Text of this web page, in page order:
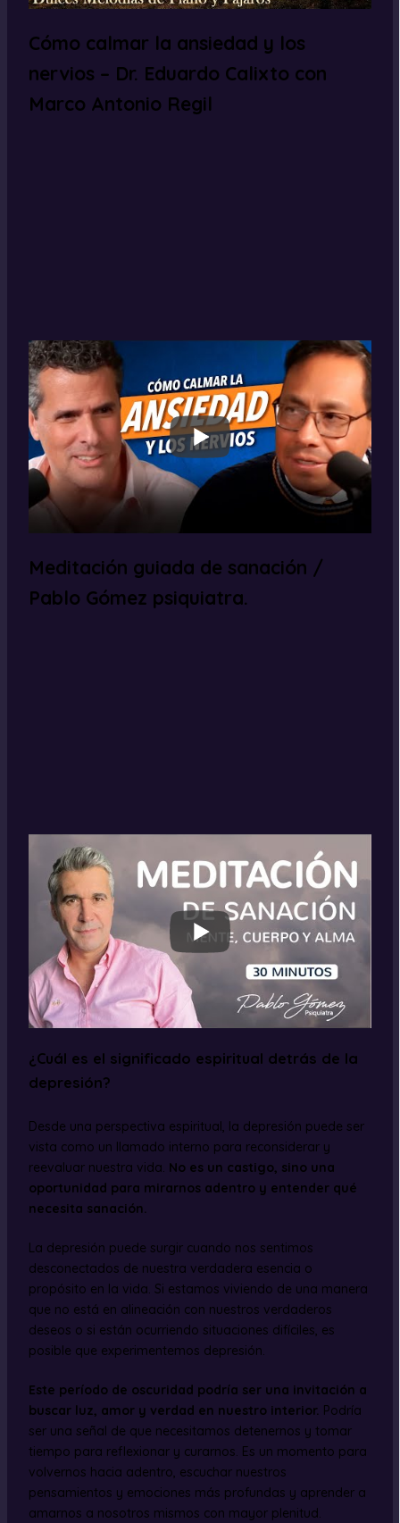
Cómo calmar la ansiedad y los
nervios – Dr. Eduardo Calixto con
Marco Antonio Regil
Meditación guiada de sanación /
Pablo Gómez psiquiatra.
¿Cuál es el significado espiritual detrás de la
depresión?
Desde una perspectiva espiritual, la depresión puede ser
vista como un llamado interno para reconsiderar y
reevaluar nuestra vida. No es un castigo, sino una
oportunidad para mirarnos adentro y entender qué
necesita sanación.
La depresión puede surgir cuando nos sentimos
desconectados de nuestra verdadera esencia o
propósito en la vida. Si estamos viviendo de una manera
que no está en alineación con nuestros verdaderos
deseos o si están ocurriendo situaciones difíciles, es
posible que experimentemos depresión.
Este período de oscuridad podría ser una invitación a
buscar luz, amor y verdad en nuestro interior. Podría
ser una señal de que necesitamos detenernos y tomar
tiempo para reflexionar y curarnos. Es un momento para
volvernos hacia adentro, escuchar nuestros
pensamientos y emociones más profundas y aprender a
amarnos a nosotros mismos con mayor plenitud.